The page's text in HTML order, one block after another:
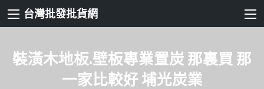
台灣批發批貨網
裝潢木地板.壁板專業置炭 那裏買 那
一家比較好 埔光炭業